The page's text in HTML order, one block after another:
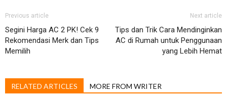
Previous article
Segini Harga AC 2 PK! Cek 9
Rekomendasi Merk dan Tips
Memilih
Next article
Tips dan Trik Cara Mendinginkan
AC di Rumah untuk Penggunaan
yang Lebih Hemat
RELATED ARTICLES MORE FROM WRITER